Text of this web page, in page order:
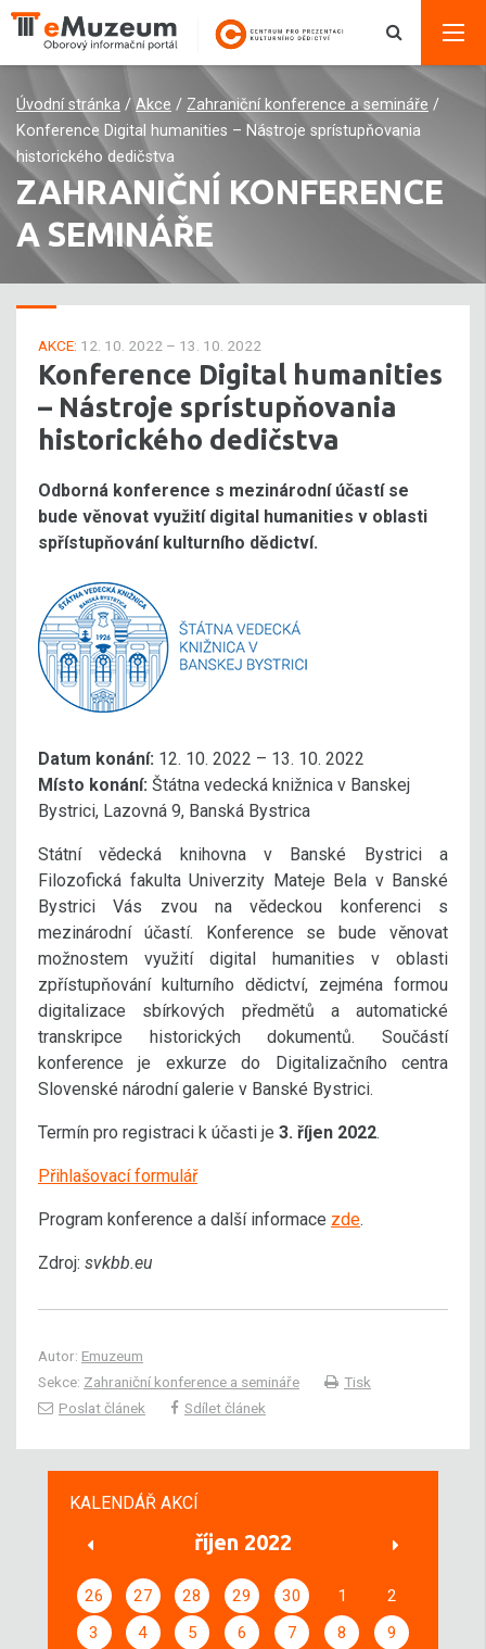
Úvodní stránka / Akce / Zahraniční konference a semináře /
Konference Digital humanities – Nástroje sprístupňovania
historického dedičstva
ZAHRANIČNÍ KONFERENCE
A SEMINÁŘE
AKCE: 12. 10. 2022 – 13. 10. 2022
Konference Digital humanities
– Nástroje sprístupňovania
historického dedičstva
Odborná konference s mezinárodní účastí se
bude věnovat využití digital humanities v oblasti
spřístupňování kulturního dědictví.
Datum konání: 12. 10. 2022 – 13. 10. 2022
Místo konání: Štátna vedecká knižnica v Banskej
Bystrici, Lazovná 9, Banská Bystrica
Státní vědecká knihovna v Banské Bystrici a
Filozofická fakulta Univerzity Mateje Bela v Banské
Bystrici Vás zvou na vědeckou konferenci s
mezinárodní účastí. Konference se bude věnovat
možnostem využití digital humanities v oblasti
zpřístupňování kulturního dědictví, zejména formou
digitalizace sbírkových předmětů a automatické
transkripce historických dokumentů. Součástí
konference je exkurze do Digitalizačního centra
Slovenské národní galerie v Banské Bystrici.
Termín pro registraci k účasti je 3. říjen 2022.
Přihlašovací formulář
Program konference a další informace zde.
Zdroj: svkbb.eu
Autor: Emuzeum
Sekce: Zahraniční konference a semináře
Tisk
Poslat článek
Sdílet článek
KALENDÁŘ AKCÍ
říjen 2022
26 27 28 29 30 1
2
3
4 5 6 7 8
9